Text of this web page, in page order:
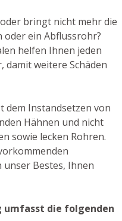
bringt nicht mehr die
oder ein Abflussrohr?
helfen Ihnen jeden
damit weitere Schäden
dem Instandsetzen von
Hähnen und nicht
sowie lecken Rohren.
Bestes, Ihnen
umfasst die folgenden